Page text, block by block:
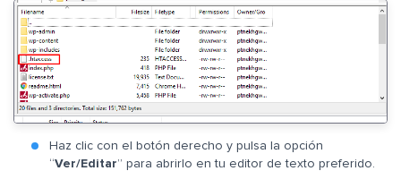
Haz clic con el botón derecho y pulsa la opción
“Ver/Editar” para abrirlo en tu editor de texto preferido.